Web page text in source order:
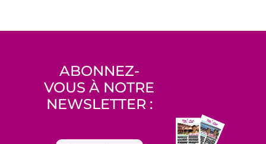
ABONNEZ-
VOUS À NOTRE
NEWSLETTER :